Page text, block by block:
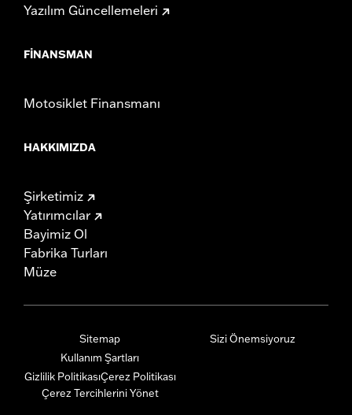
Yazılım Güncellemeleri
FINANSMAN
Motosiklet Finansmanı
HAKKIMIZDA
Şirketimiz
Yatırımcılar
Bayimiz Ol
Fabrika Turları
Müze
Sitemap
Kullanım Şartları
Gizlilik PolitikasıÇerez Politikası
Çerez Tercihlerini Yönet
Sizi Önemsiyoruz